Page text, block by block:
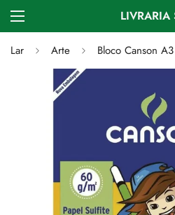
LIVRARIA
Lar Arte